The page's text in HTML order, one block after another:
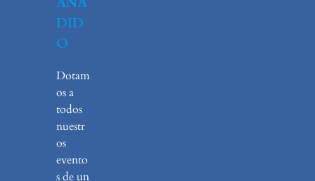
DID
O
Dotam
os a
todos
nuestr
os
evento
s de un